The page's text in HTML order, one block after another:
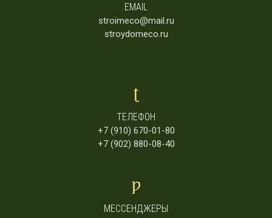
EMAIL
stroimeco@mail.ru
stroydomeco.ru
ТЕЛЕФОН
+7 (910) 670-01-80
+7 (902) 880-08-40
МЕССЕНДЖЕРЫ